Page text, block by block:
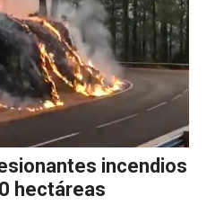
incendios
hectáreas